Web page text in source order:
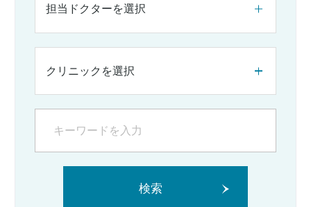
担当ドクターを選択
クリニックを選択
検索